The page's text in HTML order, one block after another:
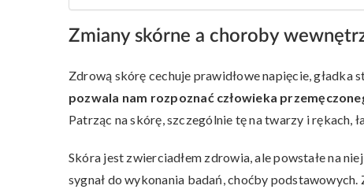
Zmiany skórne a choroby
Zdrową skórę cechuje prawidłowe napięcie,
pozwala nam rozpoznać człowieka
Patrząc na skórę, szczególnie tę na twarzy i rękach,
Skóra jest zwierciadłem zdrowia, ale powstałe na
sygnał do wykonania badań, choćby